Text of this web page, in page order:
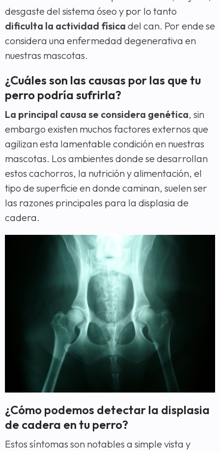
desgaste del sistema óseo y por lo tanto
dificulta la actividad física del can. Por ende se
considera una enfermedad degenerativa en
nuestras mascotas.
¿Cuáles son las causas por las que tu
perro podría sufrirla?
La principal causa se considera genética, sin
embargo existen muchos factores externos que
agilizan esta lamentable condición en nuestras
mascotas. Los ambientes donde se desarrollan
estos cachorros, la nutrición y alimentación, el
tipo de superficie en donde caminan, suelen ser
las razones principales para la displasia de
cadera.
¿Cómo podemos detectar la displasia
de cadera en tu perro?
Estos síntomas son notables a simple vista y